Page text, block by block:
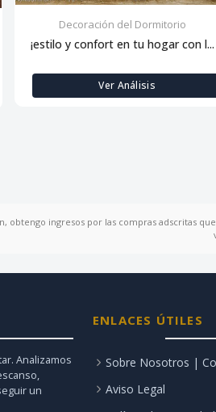
Decoración del Dormitorio
¡estilo y confort en tu hogar con l...
Ver Análisis
obtengo ingresos por las compras adscritas
Analizamos
un
ENLACES ÚTILES
Sobre Nosotros |
Aviso Legal